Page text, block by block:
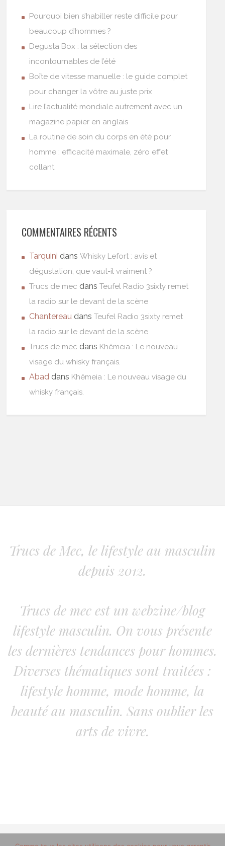
Pourquoi bien s’habiller reste difficile pour
beaucoup d’hommes ?
Degusta Box : la sélection des
incontournables de l’été
Boîte de vitesse manuelle : le guide complet
pour changer la vôtre au juste prix
Lire l’actualité mondiale autrement avec un
magazine papier en anglais
La routine de soin du corps en été pour
homme : efficacité maximale, zéro effet
collant
COMMENTAIRES RÉCENTS
Tarquini dansWhisky Lefort : avis et
dégustation, que vaut-il vraiment ?
Trucs de mec dansTeufel Radio 3sixty remet
la radio sur le devant de la scène
Chantereau dansTeufel Radio 3sixty remet
la radio sur le devant de la scène
Trucs de mec dans Khêmeia : Le nouveau
visage du whisky français.
Abad dans Khêmeia : Le nouveau visage du
whisky français.
Trucs de Mec, le lifestyle au masculin
depuis 2012.
Trucs de mec est un webzine/blog
lifestyle masculin. On vous présente
les dernières tendances pour hommes.
Diverses thématiques sont traitées :
lifestyle homme, mode homme, la
beauté au masculin. Sans oublier les
arts de vivre.